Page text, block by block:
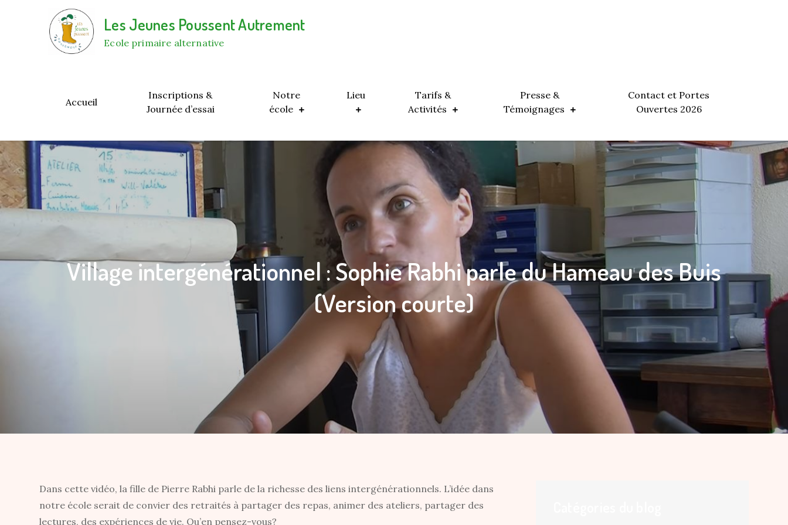
Les Jeunes Poussent Autrement
Ecole primaire alternative
Accueil
Inscriptions &
Journée d’essai
Notre
école
Lieu
Tarifs &
Activités
Presse &
Témoignages
Contact et Portes
Ouvertes 2026
Village intergénérationnel : Sophie Rabhi parle du Hameau des Buis
(Version courte)
Dans cette vidéo, la fille de Pierre Rabhi parle de la richesse des liens intergénérationnels. L’idée dans
notre école serait de convier des retraités à partager des repas, animer des ateliers, partager des
lectures, des expériences de vie. Qu’en pensez-vous?